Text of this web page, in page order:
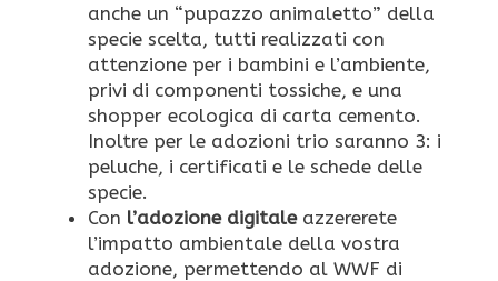
anche un “pupazzo animaletto” della
specie scelta, tutti realizzati con
attenzione per i bambini e l’ambiente,
privi di componenti tossiche, e una
shopper ecologica di carta cemento.
Inoltre per le adozioni trio saranno 3: i
peluche, i certificati e le schede delle
specie.
Con l’adozione digitaleazzererete
l’impatto ambientale della vostra
adozione, permettendo al WWF di